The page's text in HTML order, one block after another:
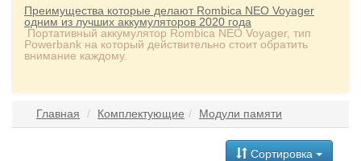
Преимущества которые делают Rombica NEO Voyager
одним из лучших аккумуляторов 2020 года
Портативный аккумулятор Rombica NEO Voyager, тип
Powerbank на который действительно стоит обратить
внимание каждому.
Главная Комплектующие Модули памяти
Сортировка